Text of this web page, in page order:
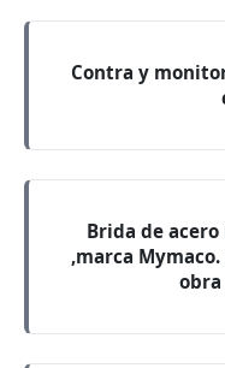
Contra y
Brida de acero
,marca